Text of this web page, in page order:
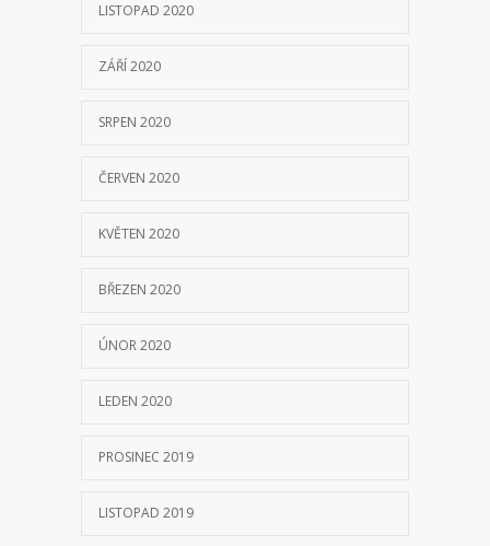
LISTOPAD 2020
ZÁŘÍ 2020
SRPEN 2020
ČERVEN 2020
KVĚTEN 2020
BŘEZEN 2020
ÚNOR 2020
LEDEN 2020
PROSINEC 2019
LISTOPAD 2019